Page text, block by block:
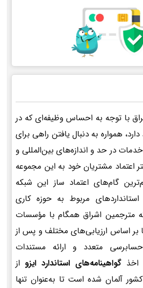
با توجه به احساس وظیفه‌ای که در
همواره به دنبال یافتن راهی برای
خدمات در حد و اندازه‌های بین‌المللی و
اعتماد مشتریان خود به این مجموعه
گام‌های اعتماد ساز این شبکه
مربوط به حوزه کاری
اشراق همگام با مؤسسات
بر اساس ارزیابی‌های مختلف و پس از
متعدد و ارائه مستندات
گواهینامه‌های استاندارد ایزو از
آلمان شده است تا به‌عنوان تنها